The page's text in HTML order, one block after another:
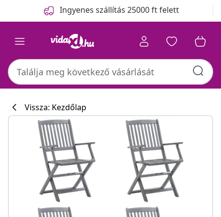
Ingyenes szállítás 25000 ft felett
Vissza: Kezdőlap